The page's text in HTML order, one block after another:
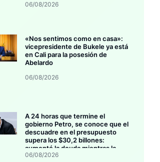
06/08/2026
«Nos sentimos como en casa»:
vicepresidente de Bukele ya está
en Cali para la posesión de
Abelardo
06/08/2026
A 24 horas que termine el
gobierno Petro, se conoce que el
descuadre en el presupuesto
supera los $30,2 billones:
aumentó la deuda mientras la
inversión se estanca
06/08/2026